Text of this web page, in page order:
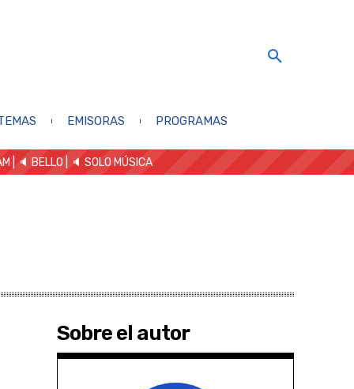
EMISORAS PROGRAMAS
| 🔈 BELLO 🔈 SOLO MÚSICA
Sobre el autor